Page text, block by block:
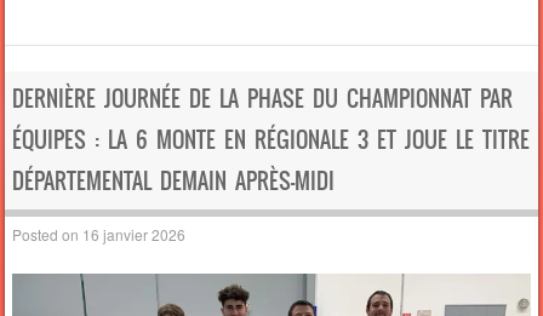
DERNIÈRE JOURNÉE DE LA PHASE DU CHAMPIONNAT PAR
ÉQUIPES : LA 6 MONTE EN RÉGIONALE 3 ET JOUE LE TITRE
DÉPARTEMENTAL DEMAIN APRÈS-MIDI
Posted on 16 janvier 2026